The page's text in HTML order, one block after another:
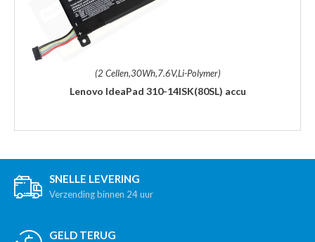
(2 Cellen,30Wh,7.6V,Li-Polymer)
Lenovo IdeaPad 310-14ISK(80SL) accu
SNELLE LEVERING
Verzending binnen 24 uur
GELD TERUG